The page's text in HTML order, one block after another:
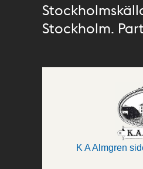
Stockholm.
K A Almgren